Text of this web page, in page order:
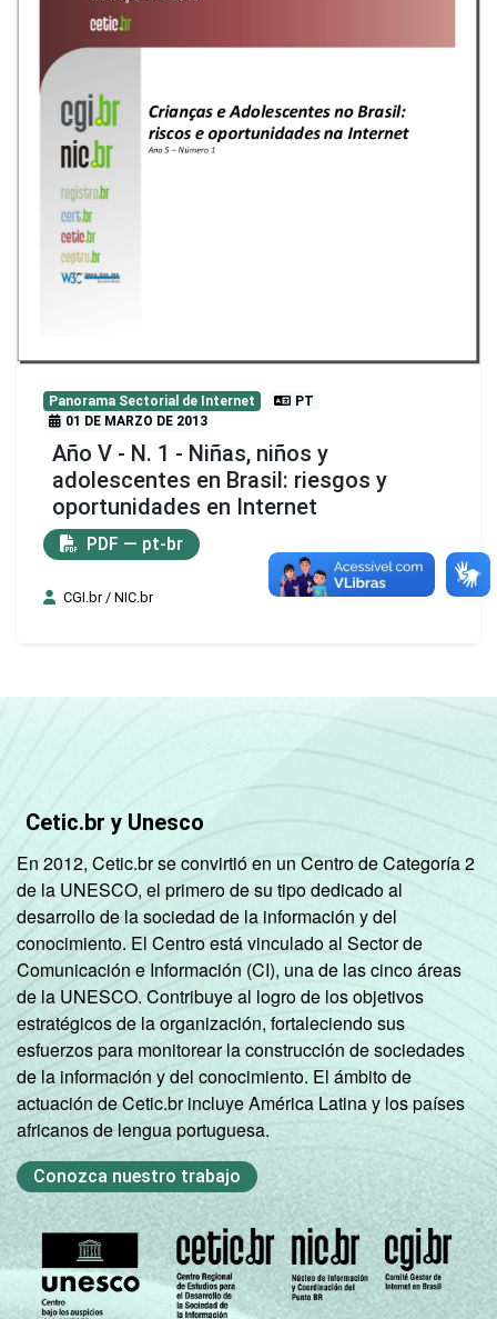
Panorama Sectorial de Internet
PT
01 DE MARZO DE 2013
Año V - N. 1 - Niñas, niños y
adolescentes en Brasil: riesgos y
oportunidades en Internet
PDF — pt-br
CGI.br / NIC.br
Cetic.br y Unesco
En 2012, Cetic.br se convirtió en un Centro de Categoría 2
de la UNESCO, el primero de su tipo dedicado al
desarrollo de la sociedad de la información y del
conocimiento. El Centro está vinculado al Sector de
Comunicación e Información (CI), una de las cinco áreas
de la UNESCO. Contribuye al logro de los objetivos
estratégicos de la organización, fortaleciendo sus
esfuerzos para monitorear la construcción de sociedades
de la información y del conocimiento. El ámbito de
actuación de Cetic.br incluye América Latina y los países
africanos de lengua portuguesa.
Conozca nuestro trabajo